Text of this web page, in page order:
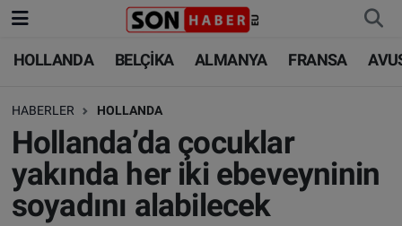
HOLLANDA BELÇİKA ALMANYA FRANSA
HABERLER HOLLANDA
Hollanda’da çocuklar
yakında her iki ebeveyninin
soyadını alabilecek
HOLLANDA
BELÇİKA
ALMANYA
FRANSA
HOLLANDA
BELÇİKA
ALMANYA
TÜRKİYE
Nöbetçi Eczaneler
Hava Durumu
Trafik Durumu
Süper Lig Puan Durumu ve Fikstür